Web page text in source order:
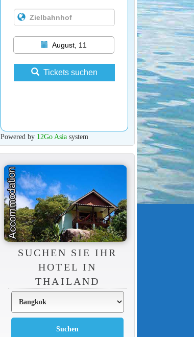
August, 11
Tickets suchen
Powered by 12Go Asiasystem
SUCHEN SIE IHR
HOTEL IN
THAILAND